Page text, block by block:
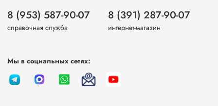
8 (953) 587-90-07
справочная служба
8 (391) 287-90-07
интернет-магазин
Мы в социальных сетях: